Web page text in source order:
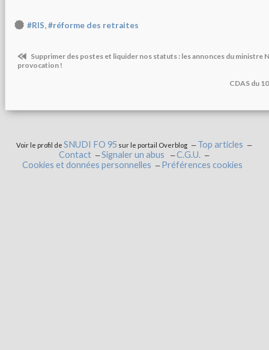
#RIS,#réforme des retraites
Supprimer des postes et liquider nos statuts : les annonces du ministre
provocation !
CDAS du
Voir le profil deSNUDI FO 95 sur le portail Overblog
Top articles
Contact
Signaler un abus
C.G.U.
Cookies et données personnelles
Préférences cookies